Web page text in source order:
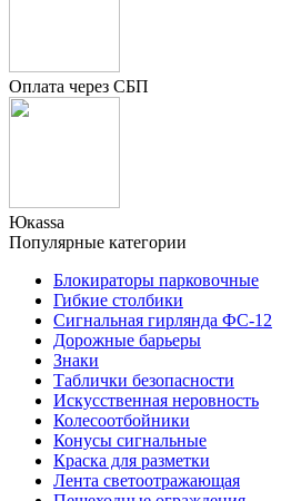
Оплата через СБП
Юкаssа
Популярные категории
Блокираторы парковочные
Гибкие столбики
Сигнальная гирлянда ФС-12
Дорожные барьеры
Знаки
Таблички безопасности
Искусственная неровность
Колесоотбойники
Конусы сигнальные
Краска для разметки
Лента светоотражающая